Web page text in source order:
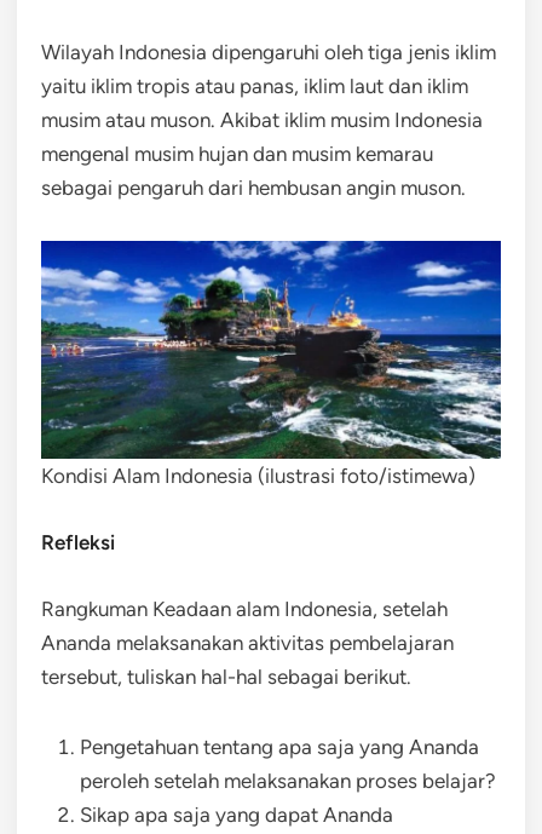
Wilayah Indonesia dipengaruhi oleh tiga jenis iklim
yaitu iklim tropis atau panas, iklim laut dan iklim
musim atau muson. Akibat iklim musim Indonesia
mengenal musim hujan dan musim kemarau
sebagai pengaruh dari hembusan angin muson.
Kondisi Alam Indonesia (ilustrasi foto/istimewa)
Refleksi
Rangkuman Keadaan alam Indonesia, setelah
Ananda melaksanakan aktivitas pembelajaran
tersebut, tuliskan hal-hal sebagai berikut.
Pengetahuan tentang apa saja yang Ananda
peroleh setelah melaksanakan proses belajar?
Sikap apa saja yang dapat Ananda